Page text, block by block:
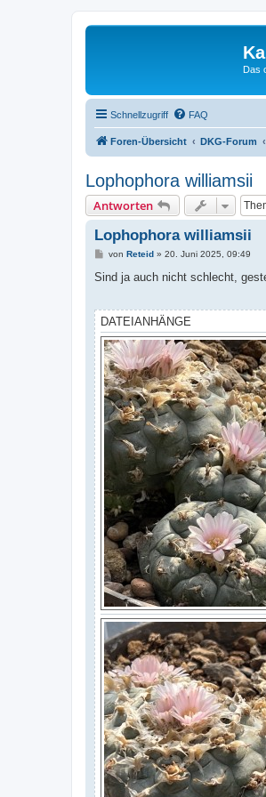
Das
Schnellzugriff FAQ
Foren-Übersicht DKG-Forum
Lophophora williamsii
Antworten
Lophophora williamsii
B
i
g
von Reteid» 20. Juni 2025, 09:49
Sind ja auch nicht schlecht,
DATEIANHÄNGE